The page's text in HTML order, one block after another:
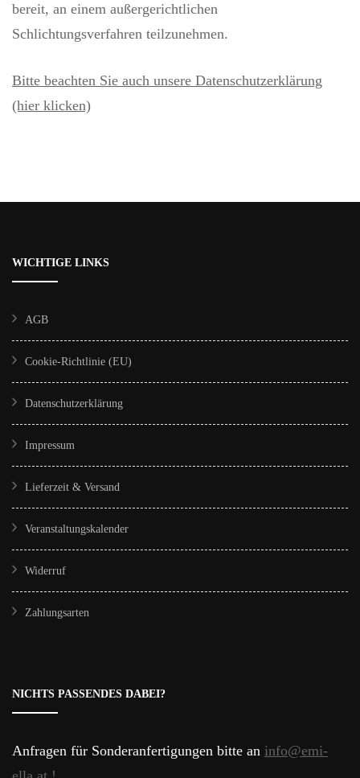
bereit, an einem außergerichtlichen
Schlichtungsverfahren teilzunehmen.
Bitte beachten Sie auch unsere Datenschutzerklärung
(hier klicken)
WICHTIGE LINKS
AGB
Cookie-Richtlinie (EU)
Datenschutzerklärung
Impressum
Lieferzeit & Versand
Veranstaltungskalender
Widerruf
Zahlungsarten
NICHTS PASSENDES DABEI?
Anfragen für Sonderanfertigungen bitte an info@emi-